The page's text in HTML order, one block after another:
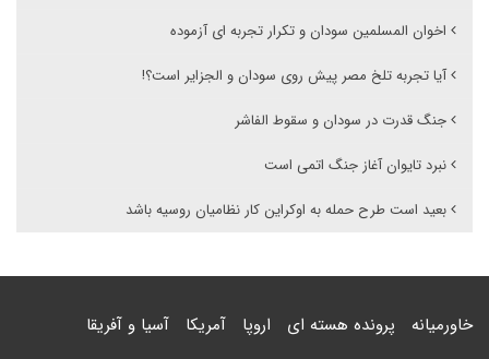
اخوان المسلمین سودان و تکرار تجربه ای آزموده
آیا تجربه تلخ مصر پیش روی سودان و الجزایر است؟!
جنگ قدرت در سودان و سقوط الفاشر
نبرد تایوان آغاز جنگ اتمی است
بعید است طرح حمله به اوکراین کار نظامیان روسیه باشد
خاورمیانه پرونده هسته ای اروپا آمریکا آسیا و آفریقا